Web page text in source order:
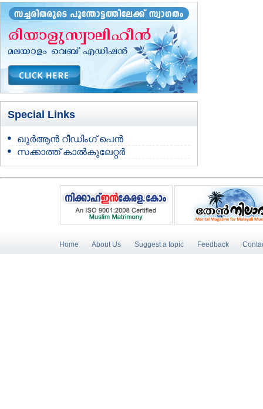
Special Links
ഖുർആൻ റീഡിംഗ് പെൻ
സക്കാത്ത് കാൽകുലേറ്റർ
Home About Us Suggest a topic Feedback